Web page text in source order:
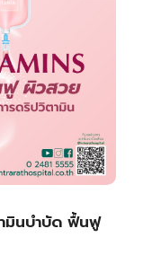
มินบำบัด ฟื้นฟู